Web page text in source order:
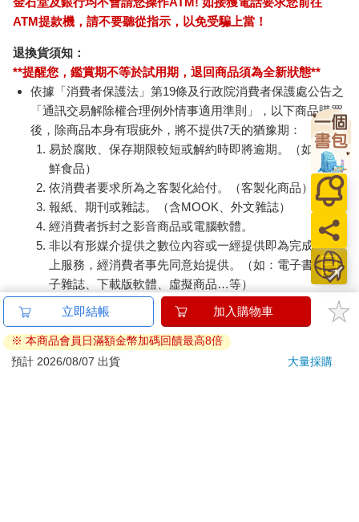
ATM提款機，請不要聽從指示，以免受騙上當！
退換貨須知：
**提醒您，鑑賞期不等於試用期，退回商品須為全新狀態**
依據「消費者保護法」第19條及行政院消費者保護處公告之
「通訊交易解除權合理例外情事適用準則」，以下商品購買
後，除商品本身有瑕疵外，將不提供7天的猶豫期：
易於腐敗、保存期限較短或解約時即將逾期。（如：生
鮮食品）
依消費者要求所為之客製化給付。（客製化商品）
報紙、期刊或雜誌。（含MOOK、外文雜誌）
經消費者拆封之影音商品或電腦軟體。
非以有形媒介提供之數位內容或一經提供即為完成之線
上服務，經消費者事先同意始提供。（如：電子書、電
子雜誌、下載版軟體、虛擬商品…等）
已拆封之個人衛生用品。（如：內衣褲、刮鬍刀、除毛
若非上列種類商品，均享有到貨7天的猶豫期（含例假
日）。
立即結帳 加入購物車
※ 本商品會員日滿額金幣加碼回饋最高8倍
預計 2026/08/07 出貨
大量採購